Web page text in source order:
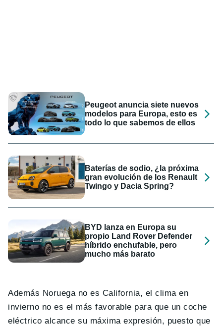
Peugeot anuncia siete nuevos
modelos para Europa, esto es
todo lo que sabemos de ellos
Baterías de sodio, ¿la próxima
gran evolución de los Renault
Twingo y Dacia Spring?
BYD lanza en Europa su
propio Land Rover Defender
híbrido enchufable, pero
mucho más barato
Además Noruega no es California, el clima en
invierno no es el más favorable para que un coche
eléctrico alcance su máxima expresión, puesto que